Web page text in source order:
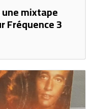
mixtape
Fréquence 3